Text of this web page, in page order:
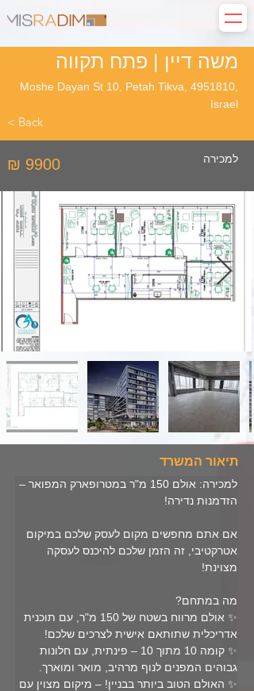
משה דיין | פתח תקווה
Moshe Dayan St 10, Petah Tikva, 4951810
Israel
< Back
למכירה ₪ 9900
תיאור המשרד
למכירה: אולם 150 מ"ר במטרופארק המפואר –
הזדמנות נדירה!
אם אתם מחפשים מקום לעסק שלכם במיקום
אטרקטיבי, זה הזמן שלכם להיכנס לעסקה
מצוינת!
מה במתחם?
✨ אולם מרווח בשטח של 150 מ"ר, עם תוכנית
אדריכלית שתותאם אישית לצרכים שלכם!
✨ קומה 10 מתוך 10 – פינתית, עם חלונות
גבוהים המפנים לנוף מרהיב, מואר ומוארך.
✨ האולם הטוב ביותר בבניין! – מיקום מצוין עם